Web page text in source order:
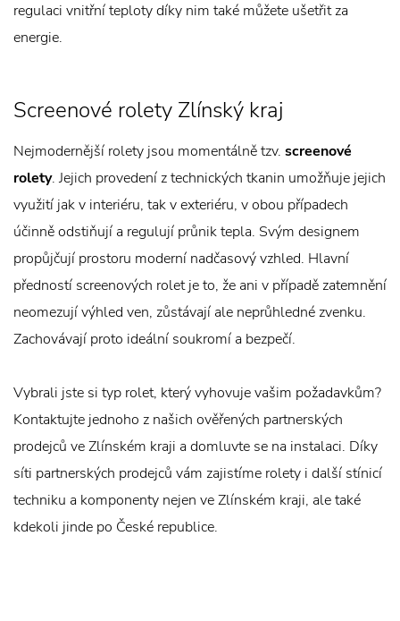
regulaci vnitřní teploty díky nim také můžete ušetřit za
energie.
Screenové rolety Zlínský kraj
Nejmodernější rolety jsou momentálně tzv. screenové
rolety. Jejich provedení z technických tkanin umožňuje jejich
využití jak v interiéru, tak v exteriéru, v obou případech
účinně odstiňují a regulují průnik tepla. Svým designem
propůjčují prostoru moderní nadčasový vzhled. Hlavní
předností screenových rolet je to, že ani v případě zatemnění
neomezují výhled ven, zůstávají ale neprůhledné zvenku.
Zachovávají proto ideální soukromí a bezpečí.
Vybrali jste si typ rolet, který vyhovuje vašim požadavkům?
Kontaktujte jednoho z našich ověřených partnerských
prodejců ve Zlínském kraji a domluvte se na instalaci. Díky
síti partnerských prodejců vám zajistíme rolety i další stínicí
techniku a komponenty nejen ve Zlínském kraji, ale také
kdekoli jinde po České republice.